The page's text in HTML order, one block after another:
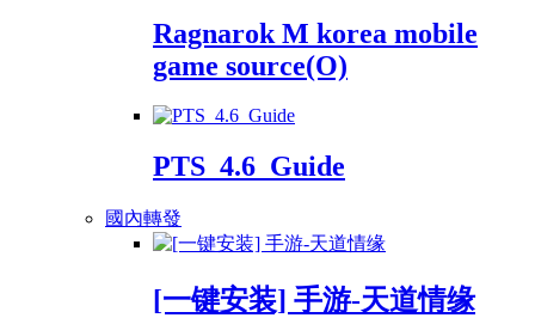
Ragnarok M korea mobile
game source(O)
PTS_4.6_Guide
國內轉發
[一键安装] 手游-天道情缘